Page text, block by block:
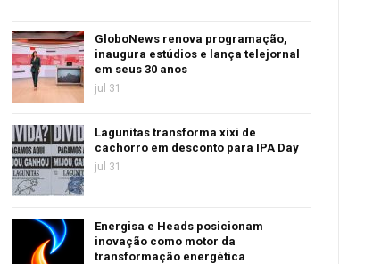
GloboNews renova programação,
inaugura estúdios e lança telejornal
em seus 30 anos
jul 31
Lagunitas transforma xixi de
cachorro em desconto para IPA Day
jul 31
Energisa e Heads posicionam
inovação como motor da
transformação energética